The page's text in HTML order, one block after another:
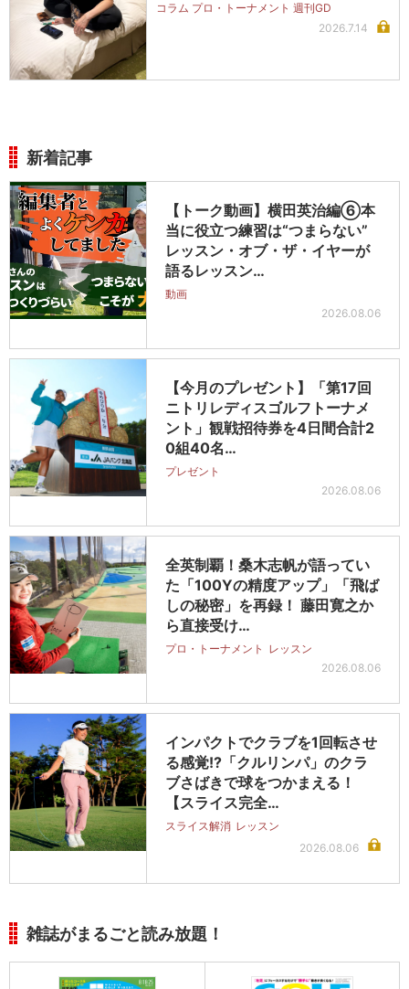
コラム プロ・トーナメント 週刊GD
2026.7.14
新着記事
【トーク動画】横田英治編⑥本
当に役立つ練習は“つまらない”
レッスン・オブ・ザ・イヤーが
語るレッスン…
動画
2026.08.06
【今月のプレゼント】「第17回
ニトリレディスゴルフトーナメ
ント」観戦招待券を4日間合計2
0組40名…
プレゼント
2026.08.06
全英制覇！桑木志帆が語ってい
た「100Yの精度アップ」「飛ば
しの秘密」を再録！ 藤田寛之か
ら直接受け…
プロ・トーナメント レッスン
2026.08.06
インパクトでクラブを1回転させ
る感覚!?「クルリンパ」のクラ
ブさばきで球をつかまえる！
【スライス完全…
スライス解消 レッスン
2026.08.06
雑誌がまるごと読み放題！